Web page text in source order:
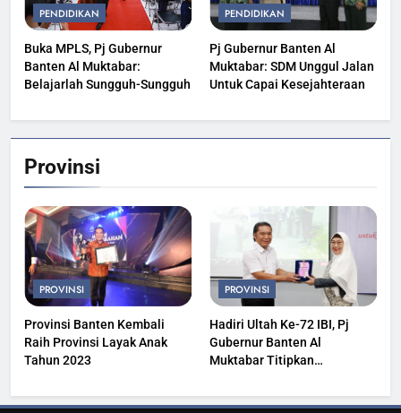
PENDIDIKAN
Buka MPLS, Pj Gubernur
Banten Al Muktabar:
Belajarlah Sungguh-Sungguh
PENDIDIKAN
Pj Gubernur Banten Al
Muktabar: SDM Unggul Jalan
Untuk Capai Kesejahteraan
Provinsi
PROVINSI
Provinsi Banten Kembali
Raih Provinsi Layak Anak
Tahun 2023
PROVINSI
Hadiri Ultah Ke-72 IBI, Pj
Gubernur Banten Al
Muktabar Titipkan